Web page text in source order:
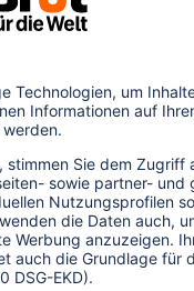
durch den
seit Generationen
sich Touristen
Völker nennt
Gemeint ist